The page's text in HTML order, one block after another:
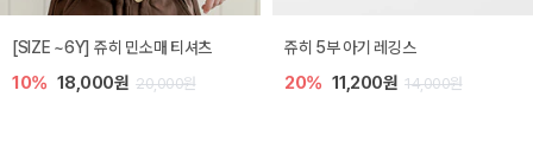
[SIZE ~6Y] 쥬히 민소매 티셔츠
10% 18,000원 20,000원
쥬히 5부 아기 레깅스
20% 11,200원 14,000원